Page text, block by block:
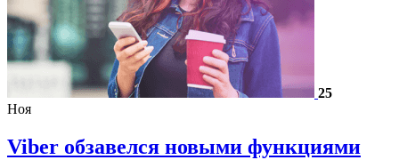
25
Ноя
Viber обзавелся новыми функциями